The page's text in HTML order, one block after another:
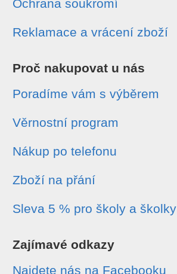
Ochrana soukromí
Reklamace a vrácení zboží
Proč nakupovat u nás
Poradíme vám s výběrem
Věrnostní program
Nákup po telefonu
Zboží na přání
Sleva 5 % pro školy a školky
Zajímavé odkazy
Najdete nás na Facebooku